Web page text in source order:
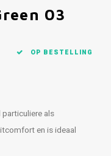
03
OP BESTELLING
als
en is ideaal